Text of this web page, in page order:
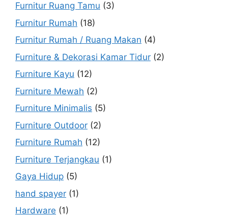
Furnitur Ruang Tamu (3)
Furnitur Rumah (18)
Furnitur Rumah / Ruang Makan (4)
Furniture & Dekorasi Kamar Tidur (2)
Furniture Kayu (12)
Furniture Mewah (2)
Furniture Minimalis (5)
Furniture Outdoor (2)
Furniture Rumah (12)
Furniture Terjangkau (1)
Gaya Hidup (5)
hand spayer (1)
Hardware (1)